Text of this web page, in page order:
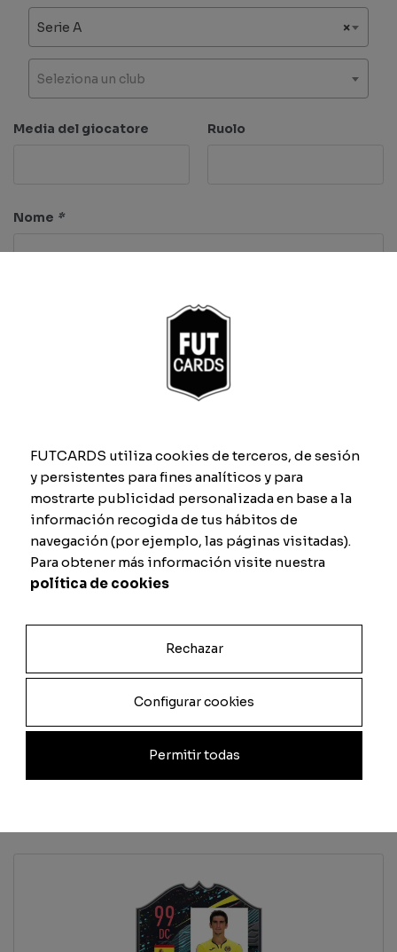
×
Serie A
Seleziona un club
Media del giocatore Ruolo
Nome *
Tiro Difesa
Passaggio Fisico
FUTCARDS utiliza cookies de terceros, de sesión
y persistentes para fines analíticos y para
mostrarte publicidad personalizada en base a la
información recogida de tus hábitos de
navegación (por ejemplo, las páginas visitadas).
Para obtener más información visite nuestra
política de cookies
Rechazar
Configurar cookies
Permitir todas